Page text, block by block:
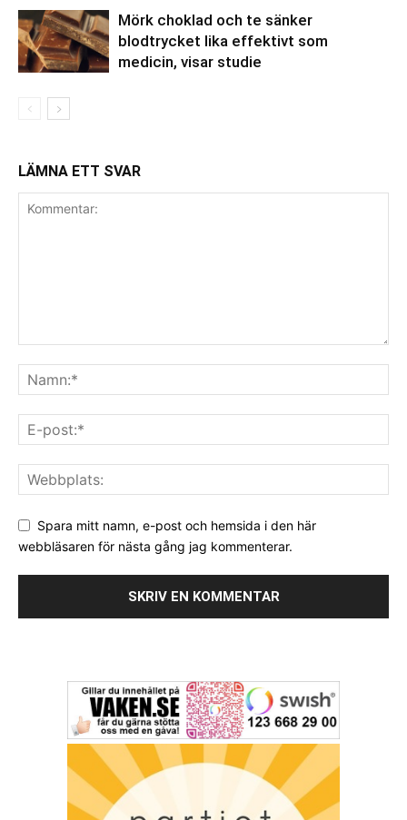
Mörk choklad och te sänker
blodtrycket lika effektivt som
medicin, visar studie
LÄMNA ETT SVAR
Spara mitt namn, e-post och hemsida i den här
webbläsaren för nästa gång jag kommenterar.